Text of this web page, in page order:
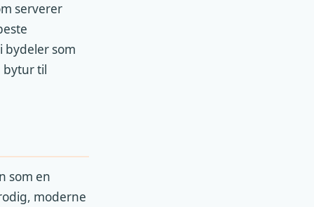
serverer
bydeler som
bytur til
som en
moderne